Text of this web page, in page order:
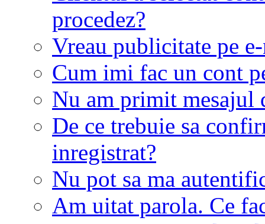
procedez?
Vreau publicitate pe
Cum imi fac un cont
Nu am primit mesajul
De ce trebuie sa
inregistrat?
Nu pot sa ma
Am uitat parola. Ce